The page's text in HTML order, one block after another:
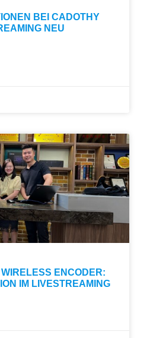
BEI CADOTHY
NEU
WIRELESS ENCODER:
IM LIVESTREAMING